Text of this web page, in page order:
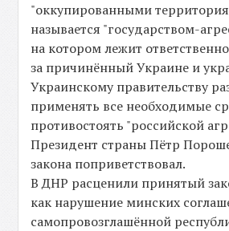
"оккупированными
называется "государством-
на котором лежит
за причинённый Украине и
Украинскому правительству
применять все необходимые
противостоять "российской
Президент страны Пётр
закона поприветствовал.
В ДНР расценили принятый
как нарушение минских
самопровозглашённой